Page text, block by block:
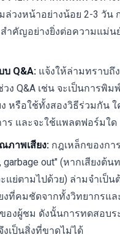
ล่วงหน้าอย่างน้อย 2-3 วัน
ำคัญอย่างยิ่งต่อความแม่น
บ Q&A: แจ้งให้ล่ามทราบถึ
ง Q&A เช่น จะเป็นการพิม
ง หรือใช้ทั้งสองวิธีร่วมกัน
าร และจะใช้แพลตฟอร์มใด
ภาพเสียง: กฎเหล็กของกา
garbage out" (หากเสียงต้น
แย่ตามไปด้วย) ล่ามจำเป็น
ที่คมชัดจากทั้งวิทยากรแล
องผู้ชม ดังนั้นการทดสอบร
เป็นสิ่งที่ขาดไม่ได้